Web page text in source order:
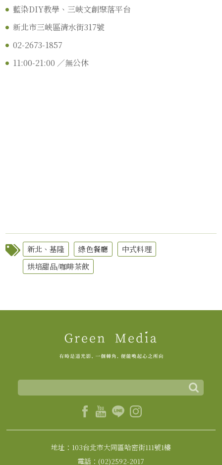
藍染DIY教學、三峽文創聚落平台
新北市三峽區清水街317號
02-2673-1857
11:00-21:00 ／無公休
新北、基隆 綠色餐廳
中式料理
烘培甜品/咖啡茶飲
地址：103台北市大同區哈密街111號1樓
電話：(02)2592-2017